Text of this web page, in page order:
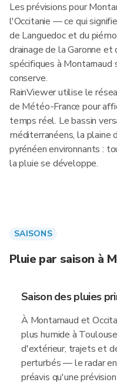
Les prévisions pour
l'Occitanie — ce qui
de Languedoc et du
drainage de la Garonne
spécifiques à Montarnaud
conserve.
RainViewer utilise le
de Météo-France pour
temps réel. Le bassin
méditerranéens, la plaine
pyrénéen environnants :
la pluie se développe.
SAISONS
Pluie par saison à
Saison des pluies
À Montarnaud et
plus humide à
d'extérieur, trajets et
perturbés — le radar
préavis qu'une